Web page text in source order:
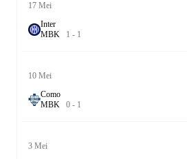
17 Mei
Inter
MBK 1 - 1
10 Mei
Como
MBK 0 - 1
3 Mei